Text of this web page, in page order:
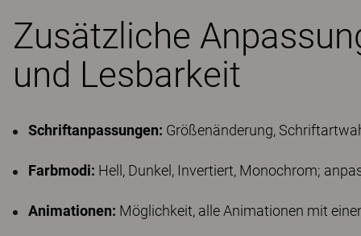
Zusätzliche
und Lesbarkeit
Schriftanpassungen: Größenänderung,
Farbmodi: Hell, Dunkel, Invertiert, Monochrom;
Animationen: Möglichkeit, alle Animationen mit